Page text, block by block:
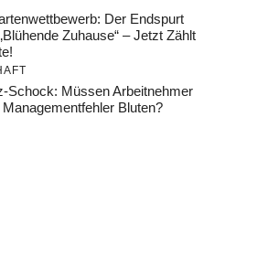
Der Endspurt
Zuhause“ – Jetzt Zählt
Schock: Müssen Arbeitnehmer
Bluten?